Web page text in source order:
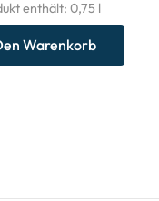
enthält: 0,75 l
Warenkorb